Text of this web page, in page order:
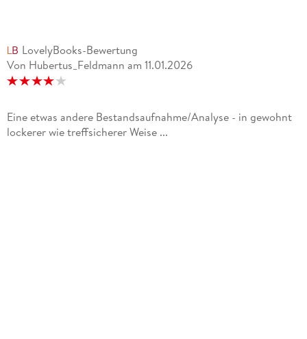
LovelyBooks-Bewertung
Von Hubertus_Feldmann am 11.01.2026
Eine etwas andere Bestandsaufnahme/Analyse - in gewohnt
lockerer wie treffsicherer Weise ...